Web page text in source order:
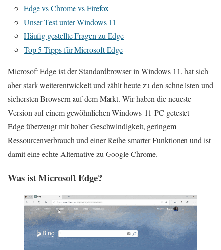
Edge vs Chrome vs Firefox
Unser Test unter Windows 11
Häufig gestellte Fragen zu Edge
Top 5 Tipps für Microsoft Edge
Microsoft Edge ist der Standardbrowser in Windows 11, hat sich
aber stark weiterentwickelt und zählt heute zu den schnellsten und
sichersten Browsern auf dem Markt. Wir haben die neueste
Version auf einem gewöhnlichen Windows-11-PC getestet –
Edge überzeugt mit hoher Geschwindigkeit, geringem
Ressourcenverbrauch und einer Reihe smarter Funktionen und ist
damit eine echte Alternative zu Google Chrome.
Was ist Microsoft Edge?